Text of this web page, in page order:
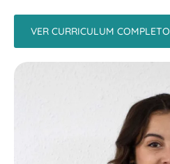
VER CURRICULUM COMPLETO